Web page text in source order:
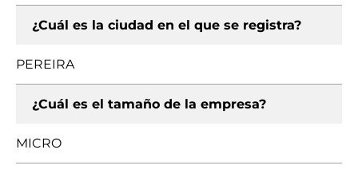
¿Cuál es la ciudad en el que se registra?
PEREIRA
¿Cuál es el tamaño de la empresa?
MICRO